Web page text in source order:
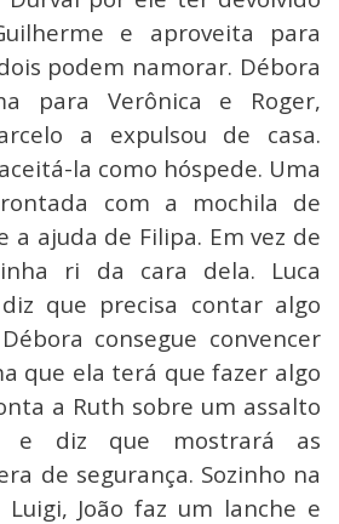
e aproveita para
podem namorar. Débora
para Verônica e Roger,
a expulsou de casa.
la como hóspede. Uma
com a mochila de
a ajuda de Filipa. Em vez de
ri da cara dela. Luca
que precisa contar algo
consegue convencer
que ela terá que fazer algo
a Ruth sobre um assalto
e diz que mostrará as
de segurança. Sozinho na
João faz um lanche e